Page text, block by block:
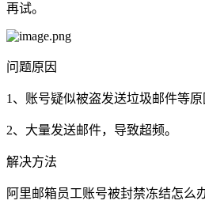
再试。
问题原因
1、账号疑似被盗发送垃圾邮件等原
2、大量发送邮件，导致超频。
解决方法
阿里邮箱员工账号被封禁冻结怎么